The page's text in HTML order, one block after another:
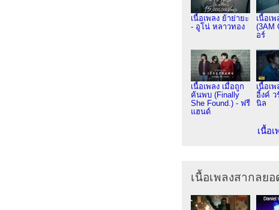
เนื้อเพลง ย้าย่ายะ
- อูโน่ หลาวทอง
เนื้อเ
(3AM
อร์
เนื้อเพลง เมื่อถูก
ค้นพบ (Finally
She Found.) - ฟรี
แฮนด์
เนื้อเ
อิ้งค์ ว
นิล
เนื้อ
เนื้อเพลงสากลย